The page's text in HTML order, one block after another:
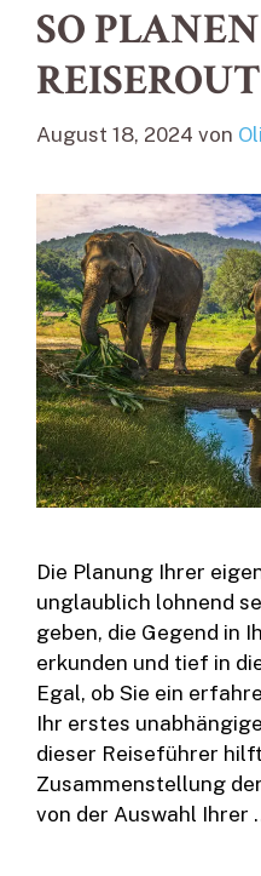
SO
August 18, 2024 von
Die Planung Ihrer
unglaublich lohnend
geben, die Gegend in
erkunden und tief in
Egal, ob Sie ein
Ihr erstes
dieser Reiseführer
Zusammenstellung
von der Auswahl Ihrer